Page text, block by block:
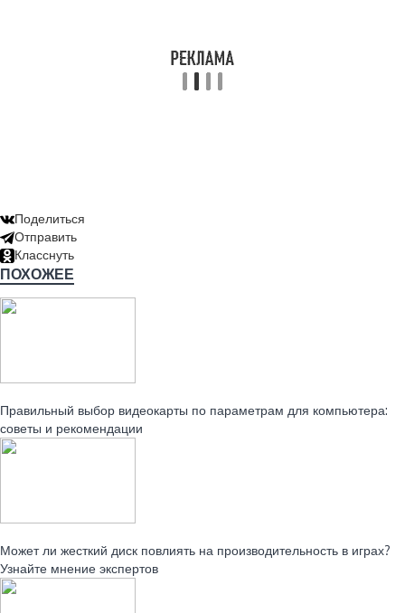
Поделиться
Отправить
Класснуть
ПОХОЖЕЕ
Правильный выбор видеокарты по параметрам для компьютера:
советы и рекомендации
Может ли жесткий диск повлиять на производительность в играх?
Узнайте мнение экспертов